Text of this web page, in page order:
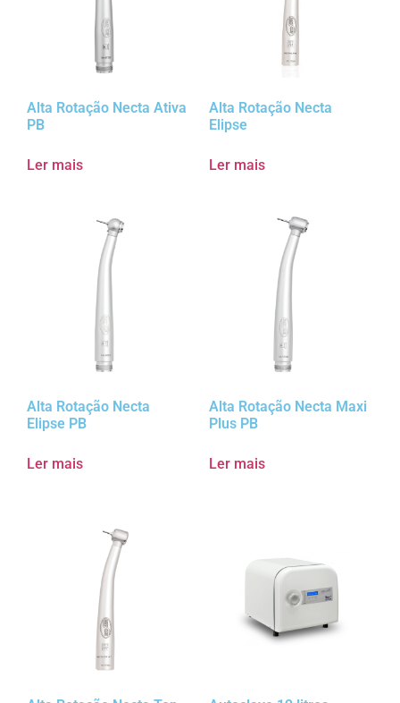
Alta Rotação Necta Ativa
PB
Ler mais
Alta Rotação Necta
Elipse
Ler mais
Alta Rotação Necta
Elipse PB
Ler mais
Alta Rotação Necta Maxi
Plus PB
Ler mais